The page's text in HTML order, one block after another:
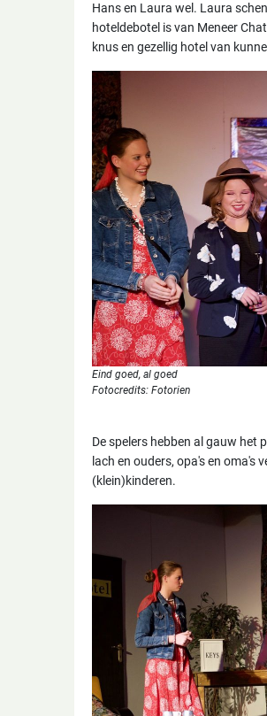
Hans en Laura wel. Laura
hoteldebotel is van Meneer
knus en gezellig hotel van
Eind goed, al goed
Fotocredits: Fotorien
De spelers hebben al gauw het
lach en ouders, opa's en oma's
(klein)kinderen.